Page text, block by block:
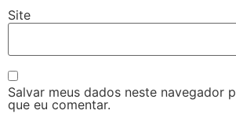
Site
Salvar meus dados neste navegador
que eu comentar.